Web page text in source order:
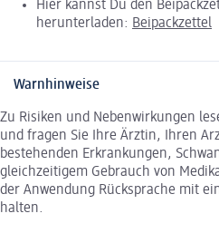
Hier kannst Du den
herunterladen: Beipackzettel
Warnhinweise
Zu Risiken und Nebenwirkungen
und fragen Sie Ihre Ärztin, Ihren
bestehenden Erkrankungen,
gleichzeitigem Gebrauch von
der Anwendung Rücksprache mit
halten.